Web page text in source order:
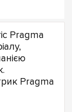
Pragma
Pragma